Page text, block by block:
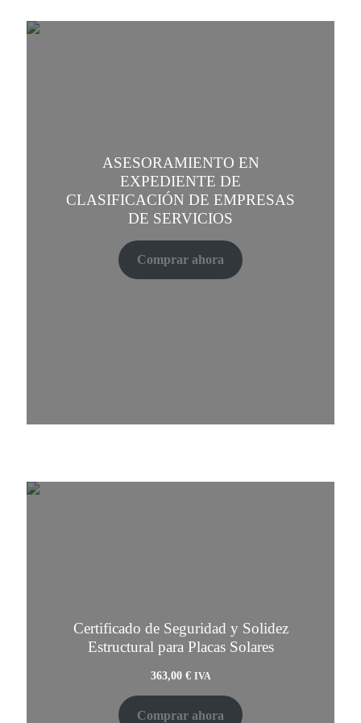
ASESORAMIENTO EN
EXPEDIENTE DE
CLASIFICACIÓN DE EMPRESAS
DE SERVICIOS
Comprar ahora
Certificado de Seguridad y Solidez
Estructural para Placas Solares
363,00 € IVA
Comprar ahora